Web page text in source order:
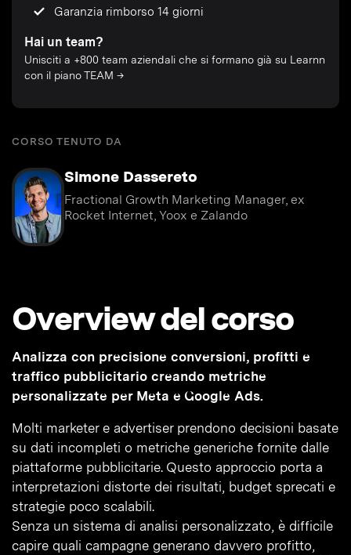
Garanzia rimborso 14 giorni
Hai un team?
Unisciti a +800 team aziendali che si formano già su Learnn
con il piano TEAM →
CORSO TENUTO DA
Simone Dassereto
Fractional Growth Marketing Manager, ex
Rocket Internet, Yoox e Zalando
Overview del corso
Analizza con precisione conversioni, profitti e
traffico pubblicitario creando metriche
personalizzate per Meta e Google Ads.
Molti marketer e advertiser prendono decisioni basate
su dati incompleti o metriche generiche fornite dalle
piattaforme pubblicitarie. Questo approccio porta a
interpretazioni distorte dei risultati, budget sprecati e
strategie poco scalabili.
Senza un sistema di analisi personalizzato, è difficile
capire quali campagne generano davvero profitto,